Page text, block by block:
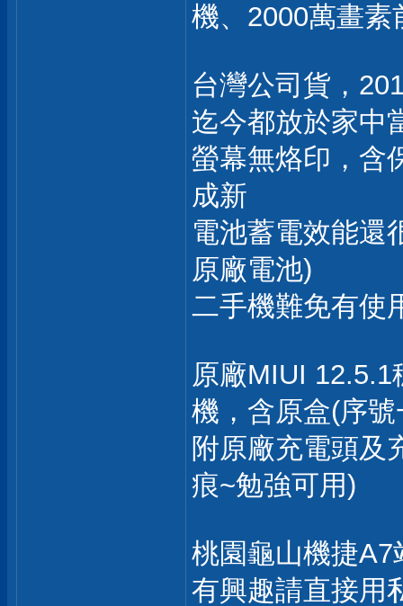
機、2000萬畫素
台灣公司貨，
迄今都放於家中
螢幕無烙印，含
成新
電池蓄電效能還
原廠電池)
二手機難免有使
原廠MIUI
機，含原盒(序號
附原廠充電頭及
痕~勉強可用)
桃園龜山機捷
有興趣請直接用